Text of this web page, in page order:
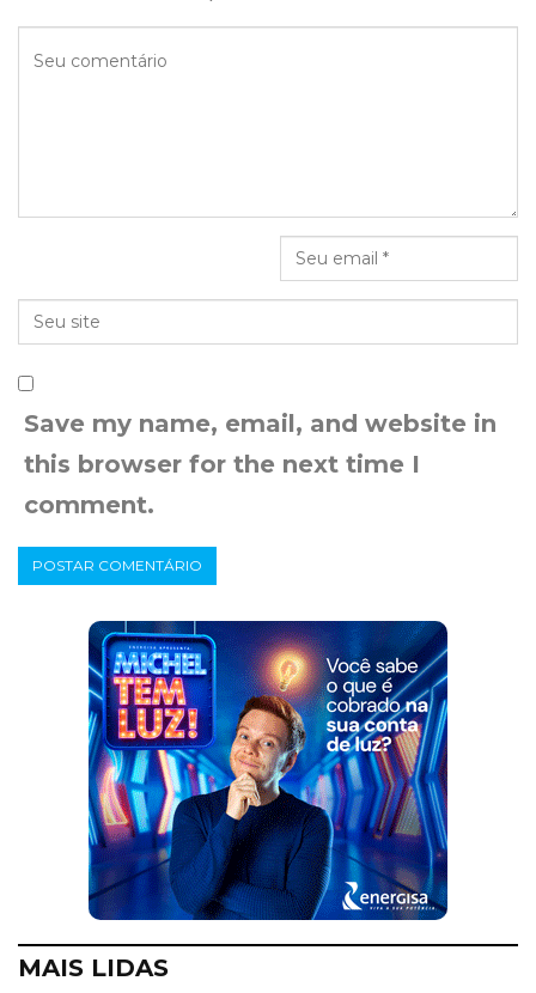
Save my name, email, and website in
this browser for the next time I
comment.
MAIS LIDAS